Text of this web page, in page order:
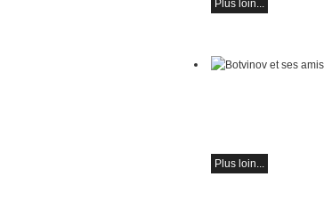
Plus loin...
Plus loin...